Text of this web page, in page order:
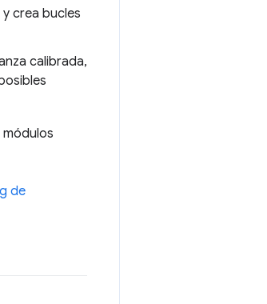
crea bucles
calibrada,
módulos
de